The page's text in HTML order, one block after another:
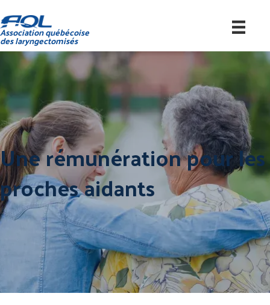
Association québécoise
des laryngectomisés
Une rémunération pour les
proches aidants